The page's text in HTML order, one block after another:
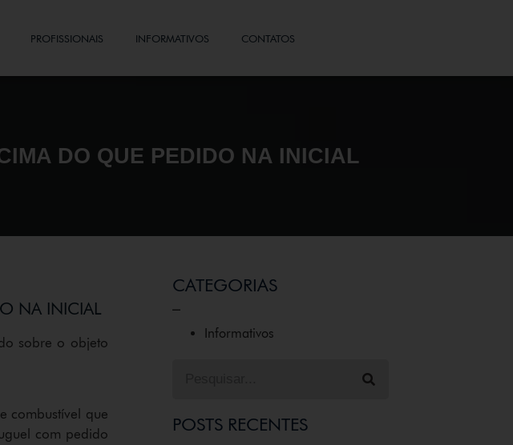
PROFISSIONAIS INFORMATIVOS CONTATOS
DO QUE PEDIDO NA INICIAL
NA INICIAL
sobre o objeto
combustível que
com pedido
CATEGORIAS
Informativos
POSTS RECENTES